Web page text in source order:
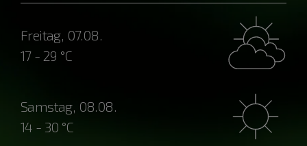
Freitag, 07.08.
17 - 29 °C
Samstag, 08.08.
14 - 30 °C